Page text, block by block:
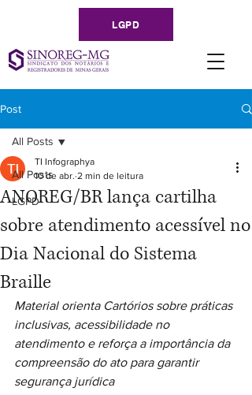
LGPD
Post
All Posts
LGPD
All Posts
ANOREG/BR lança cartilha
sobre atendimento acessível no
Dia Nacional do Sistema
Braille
TI Infographya
10 de abr. 2 min de leitura
Material orienta Cartórios sobre práticas
inclusivas, acessibilidade no
atendimento e reforça a importância da
compreensão do ato para garantir
segurança jurídica